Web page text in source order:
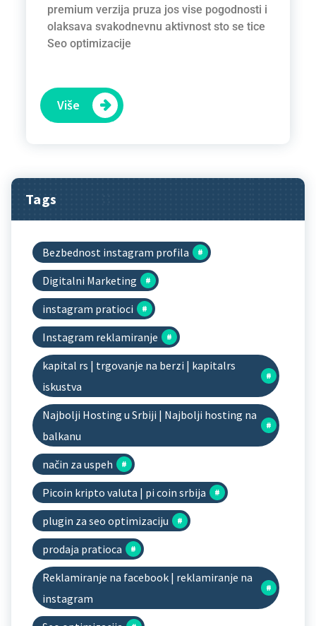
premium verzija pruza jos vise pogodnosti i
olaksava svakodnevnu aktivnost sto se tice
Seo optimizacije
Više
Tags
Bezbednost instagram profila
Digitalni Marketing
instagram pratioci
Instagram reklamiranje
kapital rs | trgovanje na berzi | kapitalrs
iskustva
Najbolji Hosting u Srbiji | Najbolji hosting na
balkanu
način za uspeh
Picoin kripto valuta | pi coin srbija
plugin za seo optimizaciju
prodaja pratioca
Reklamiranje na facebook | reklamiranje na
instagram